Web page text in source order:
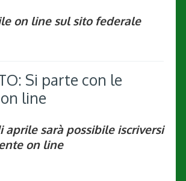
on line sul sito federale
Si parte con le
line
aprile sarà possibile iscriversi
on line